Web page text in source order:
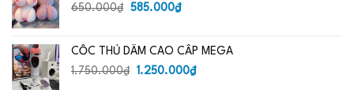
650.000₫
Giá
650.000₫.
585.000₫Giá
là:
585.000₫.
CỐC THỦ DÂM CAO CẤP MEGA
1.750.000₫
Giá
1.250.000₫Giá